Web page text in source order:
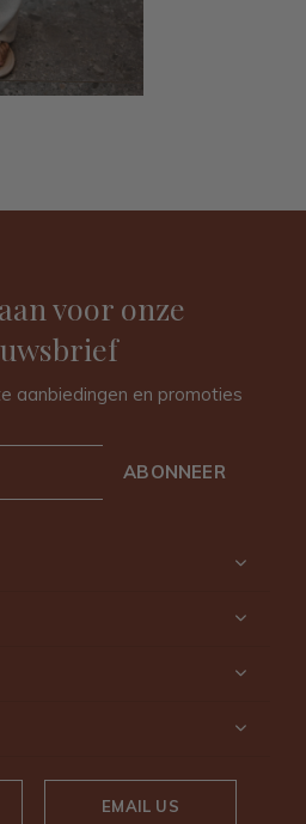
voor onze
aanbiedingen en promoties
ABONNEER
EMAIL US